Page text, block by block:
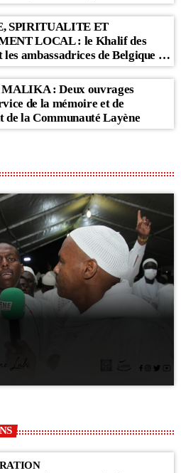
SPIRITUALITE ET
LOCAL : le Khalif des
ambassadrices de Belgique et
: Deux ouvrages
de la mémoire et de
de la Communauté Layène